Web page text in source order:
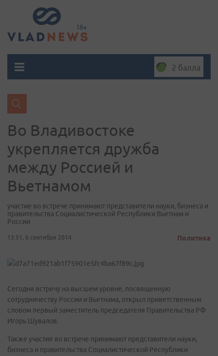
2 балла
Во Владивостоке
укрепляется дружба
между Россией и
Вьетнамом
участие во встрече принимают представители науки, бизнеса и
правительства Социалистической Республики Вьетнам и
России
13:51, 6 сентября 2014 Политика
Сегодня встречу на высшем уровне, посвященную
сотрудничеству России и Вьетнама, открыл приветственным
словом первый заместитель председателя Правительства РФ
Игорь Шувалов.
Также участие во встрече принимают представители науки,
бизнеса и правительства Социалистической Республики